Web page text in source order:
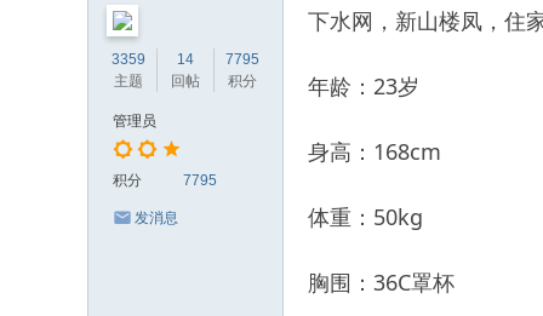
3359
主题
14
回帖
7795
积分
管理员
积分 7795
发消息
下水网，新山楼凤，住
年龄：23岁
身高：168cm
体重：50kg
胸围：36C罩杯